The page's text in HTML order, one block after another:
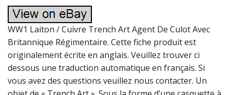
WW1 Laiton / Cuivre Trench Art Agent De Culot Avec
Britannique Régimentaire. Cette fiche produit est
originalement écrite en anglais. Veuillez trouver ci
dessous une traduction automatique en français. Si
vous avez des questions veuillez nous contacter. Un